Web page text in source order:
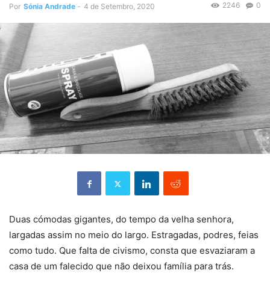
Por Sónia Andrade - 4 de Setembro, 2020 0
2246
Duas cómodas gigantes, do tempo da velha senhora,
largadas assim no meio do largo. Estragadas, podres, feias
como tudo. Que falta de civismo, consta que esvaziaram a
casa de um falecido que não deixou família para trás.